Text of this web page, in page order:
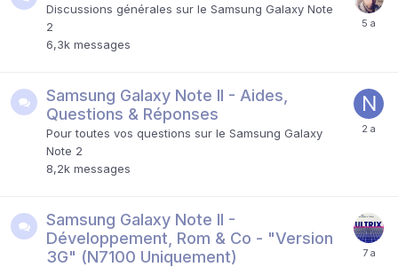
Discussions générales sur le Samsung Galaxy Note
2
6,3k messages
Samsung Galaxy Note II - Aides,
Questions & Réponses
Pour toutes vos questions sur le Samsung Galaxy
Note 2
8,2k messages
Samsung Galaxy Note II -
Développement, Rom & Co - "Version
3G" (N7100 Uniquement)